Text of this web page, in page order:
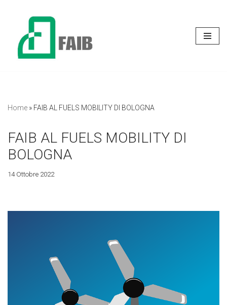
contenuto
Home » FAIB AL FUELS MOBILITY DI BOLOGNA
FAIB AL FUELS MOBILITY DI
BOLOGNA
14 Ottobre 2022